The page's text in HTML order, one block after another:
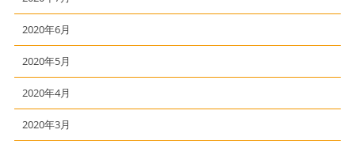
2020年6月
2020年5月
2020年4月
2020年3月